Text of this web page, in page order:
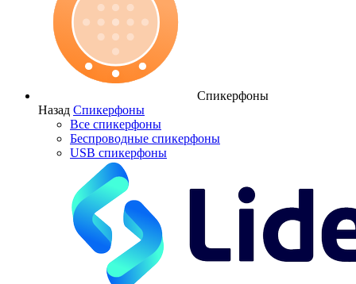
Спикерфоны
Назад Спикерфоны
Все спикерфоны
Беспроводные спикерфоны
USB спикерфоны